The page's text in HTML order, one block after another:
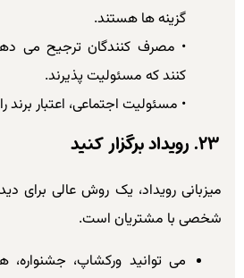
گزینه ها هستند.
• مصرف کنندگان ترجیح می
کنند که مسئولیت پذیرند.
• مسئولیت اجتماعی، اعتبار
میزبانی رویداد، یک روش عالی برای
شخصی با مشتریان است.
می توانید ورکشاپ،